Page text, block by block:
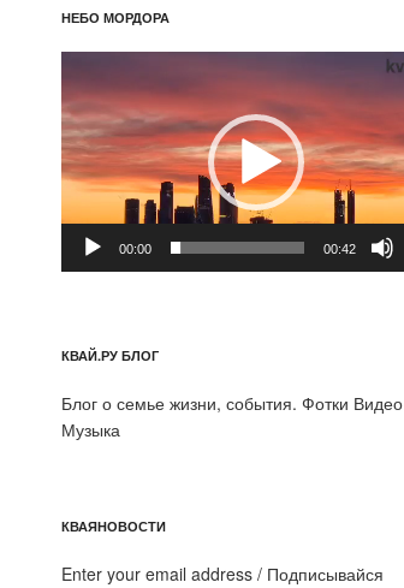
НЕБО МОРДОРА
00:00 00:42
КВАЙ.РУ БЛОГ
Блог о семье жизни, события. Фотки Видео
Музыка
КВАЯНОВОСТИ
Enter your email address / Подписывайся